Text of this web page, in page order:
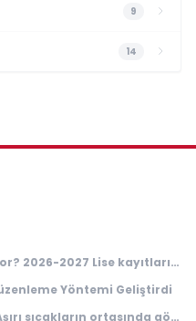
9
14
2026-2027 Lise kayıtları
Yöntemi Geliştirdi
sıcakların ortasında gök